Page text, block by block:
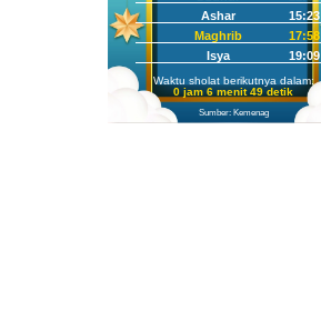
Ashar
15:23
Maghrib
17:58
Isya
19:09
Waktu sholat berikutnya dalam:
0 jam 6 menit 48 detik
Sumber: Kemenag